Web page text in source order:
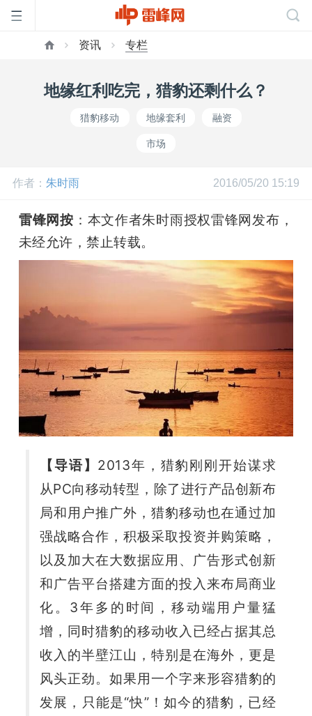
峰
网
开
课
活
动
中
心
GAIR
专
题
资讯 专栏
地缘红利吃完，猎豹还剩什么？
猎豹移动 地缘套利 融资
市场
作者： 朱时雨 2016/05/20 15:19
雷锋网按 ：本文作者朱时雨授权雷锋网发布，
未经允许，禁止转载。
【导语】 2013年，猎豹刚刚开始谋求
从PC向移动转型，除了进行产品创新布
局和用户推广外，猎豹移动也在通过加
强战略合作，积极采取投资并购策略，
以及加大在大数据应用、广告形式创新
和广告平台搭建方面的投入来布局商业
化。 3年多的时间，移动端用户量猛
增，同时猎豹的移动收入已经占据其总
收入的半壁江山，特别是在海外，更是
风头正劲。如果用一个字来形容猎豹的
发展，只能是“快”！如今的猎豹，已经